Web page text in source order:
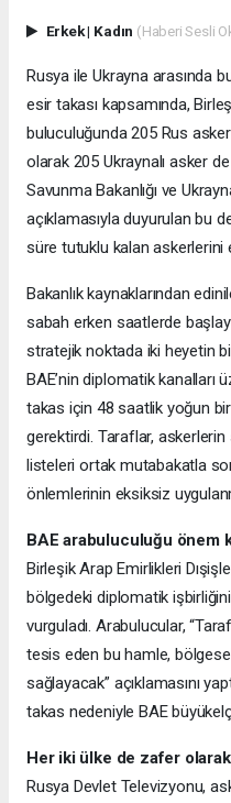
Erkek| Kadın (Haberi Sesli
Rusya ile Ukrayna arasında
esir takası kapsamında,
buluculuğunda 205 Rus
olarak 205 Ukraynalı asker
Savunma Bakanlığı ve
açıklamasıyla duyurulan bu
süre tutuklu kalan askerlerini
Bakanlık kaynaklarından
sabah erken saatlerde
stratejik noktada iki heyetin
BAE’nin diplomatik kanalları
takas için 48 saatlik yoğun bir
gerektirdi. Taraflar, askerlerin
listeleri ortak mutabakatla
önlemlerinin eksiksiz
BAE arabuluculuğu önem
Birleşik Arap Emirlikleri
bölgedeki diplomatik
vurguladı. Arabulucular,
tesis eden bu hamle,
sağlayacak” açıklamasını
takas nedeniyle BAE
Her iki ülke de zafer
Rusya Devlet Televizyonu,